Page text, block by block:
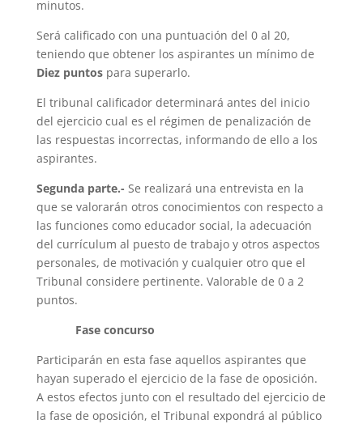
minutos.
Será calificado con una puntuación del 0 al 20,
teniendo que obtener los aspirantes un mínimo de
Diez puntos para superarlo.
El tribunal calificador determinará antes del inicio
del ejercicio cual es el régimen de penalización de
las respuestas incorrectas, informando de ello a los
aspirantes.
Segunda parte.- Se realizará una entrevista en la
que se valorarán otros conocimientos con respecto a
las funciones como educador social, la adecuación
del currículum al puesto de trabajo y otros aspectos
personales, de motivación y cualquier otro que el
Tribunal considere pertinente. Valorable de 0 a 2
puntos.
Fase concurso
Participarán en esta fase aquellos aspirantes que
hayan superado el ejercicio de la fase de oposición.
A estos efectos junto con el resultado del ejercicio de
la fase de oposición, el Tribunal expondrá al público